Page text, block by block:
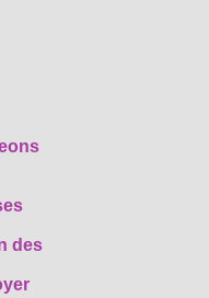
des